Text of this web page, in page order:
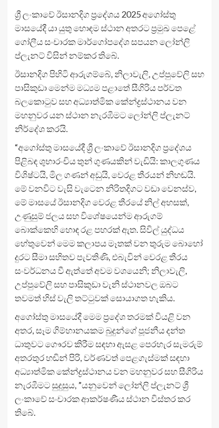
ශ්‍රී ලංකාවේ ඊසානදිග ප්‍රදේශය 2025 අගෝස්තු
මාසයේදී යා යුතු හොඳම ස්ථාන අතරට ප්‍රමුඛ පෙළේ
ගෝලීය සංචාරක මාර්ගෝපදේශ සපයන ලෝන්ලි
ප්ලැනට් විසින් නම්කර තිබේ.
ඊසානදිග පිහිටි ආරුගම්බේ, නිලාවැලි, උප්පුවේලි සහ
පාසිකුඩා මෙන්ම මධ්‍යම පළාතේ සීගිරිය පර්වත
බලකොටුව සහ අධ්‍යාත්මික කේන්ද්‍රස්ථානය වන
මහනුවර යන ස්ථාන නැරඹීමට ලෝන්ලි ප්ලැනට්
නිර්දේශ කරයි.
“අගෝස්තු මාසයේදී ශ්‍රී ලංකාවේ ඊසානදිග ප්‍රදේශය
පිළිබඳ ශුභාරංචිය තුන් ගුණයකින් වැඩියි: කාලගුණය
විශිෂ්ටයි, මිල ගණන් අඩුයි, වෙරළ තීරයන් නිහඬයි.
මේ වනවිට වැසි වැටෙන නිරිතදිගට වඩා වෙනස්ව,
මේ මාසයේ ඊසානදිග වෙරළ තීරයේ නිල් අහසක්,
උණුසුම් ජලය සහ විශේෂයෙන්ම ආරුගම්
බොක්කෙහි හොඳ රළ පහරක් ඇත. සිවිල් යුද්ධය
හේතුවෙන් මෙම කලාපය මෑතක් වන තුරුම බොහෝ
දුරට සීමා සහිතව පැවතිණි, එබැවින් වෙරළ තීරය
සංවර්ධනය වී ඇත්තේ අවම වශයෙනි; නිලාවැලි,
උප්පුවේලි සහ පාසිකුඩා වැනි ස්ථානවල ඔබට
තවමත් හිස් වැලි තට්ටුවක් සොයාගත හැකිය.
අගෝස්තු මාසයේදී මෙම ප්‍රදේශ තරමක් වියළි වන
අතර, සෑම ගිම්හානයකම බුදුන්ගේ පූජනීය දන්ත
ධාතුවට ගෞරව කිරීම සඳහා ඇසළ පෙරහැර සැමරුම්
අතරතුර හඬින් පිරි, වර්ණවත් පෙළගැස්මක් සඳහා
අධ්‍යාත්මික කේන්ද්‍රස්ථානය වන මහනුවර සහ සීගිරිය
නැරඹීමට සුදුසුය, ”යනුවෙන් ලෝන්ලි ප්ලැනට් ශ්‍රී
ලංකාවේ සංචාරක ආකර්ෂණීය ස්ථාන විස්තර කර
තිබේ.